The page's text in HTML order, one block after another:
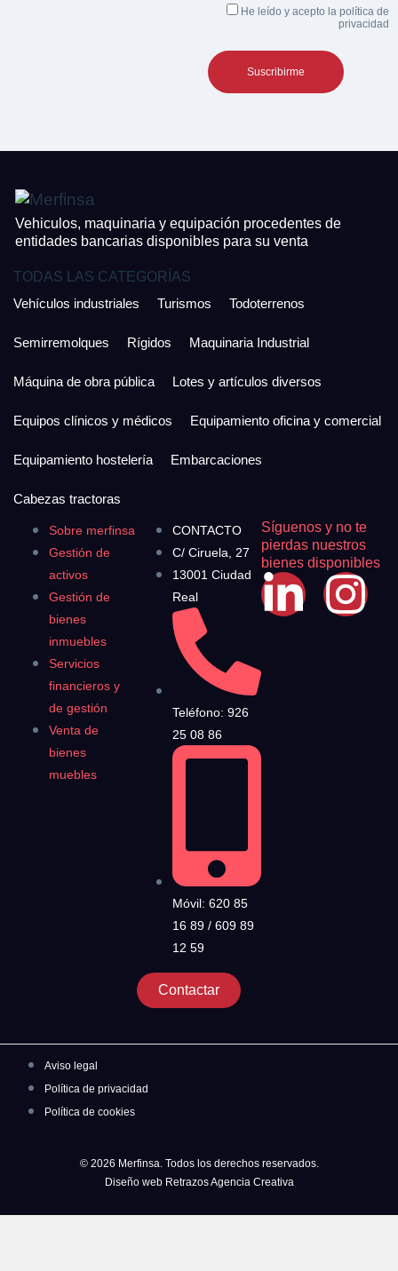
He leído y acepto la política de
privacidad
Vehiculos, maquinaria y equipación procedentes de
entidades bancarias disponibles para su venta
Sobre merfinsa
Gestión de
activos
Gestión de
bienes
inmuebles
Servicios
financieros y
de gestión
Venta de
bienes
muebles
CONTACTO
C/ Ciruela, 27
13001 Ciudad
Real
Teléfono: 926
25 08 86
Móvil: 620 85
16 89 / 609 89
12 59
Contactar
Síguenos y no te
pierdas nuestros
bienes disponibles
TODAS LAS CATEGORÍAS
Vehículos industriales
Turismos Todoterrenos
Semirremolques Rígidos Maquinaria Industrial
Máquina de obra pública Lotes y artículos diversos
Equipos clínicos y médicos Equipamiento oficina y comercial
Equipamiento hostelería Embarcaciones
Cabezas tractoras
Aviso legal
Política de privacidad
Política de cookies
© 2026 Merfinsa. Todos los derechos reservados.
Diseño web Retrazos Agencia Creativa